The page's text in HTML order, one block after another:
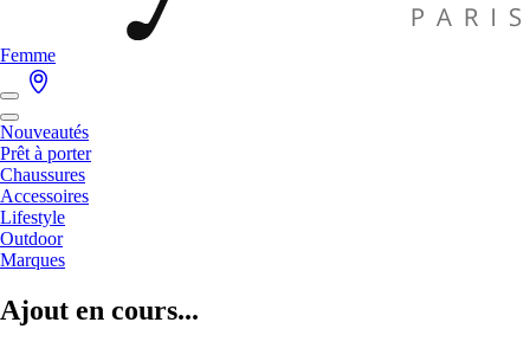
Femme
Nouveautés
Prêt à porter
Chaussures
Accessoires
Lifestyle
Outdoor
Marques
Ajout en cours...